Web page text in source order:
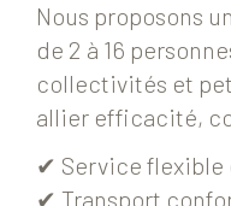
Nous proposons
de 2 à 16
collectivités et
allier efficacité,
✔ Service flexible
✔ Transport